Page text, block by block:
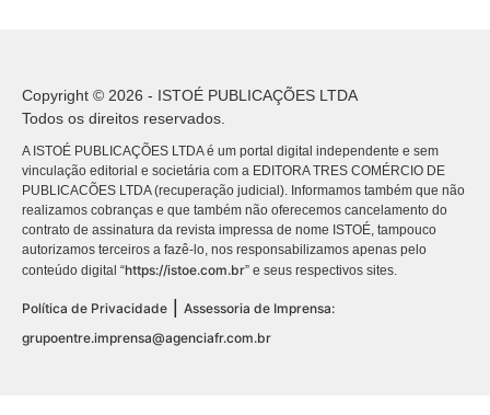
Copyright © 2026 - ISTOÉ PUBLICAÇÕES LTDA
Todos os direitos reservados.
A ISTOÉ PUBLICAÇÕES LTDA é um portal digital independente e sem
vinculação editorial e societária com a EDITORA TRES COMÉRCIO DE
PUBLICACÕES LTDA (recuperação judicial). Informamos também que não
realizamos cobranças e que também não oferecemos cancelamento do
contrato de assinatura da revista impressa de nome ISTOÉ, tampouco
autorizamos terceiros a fazê-lo, nos responsabilizamos apenas pelo
conteúdo digital “https://istoe.com.br” e seus respectivos sites.
Política de Privacidade
Assessoria de Imprensa:
grupoentre.imprensa@agenciafr.com.br